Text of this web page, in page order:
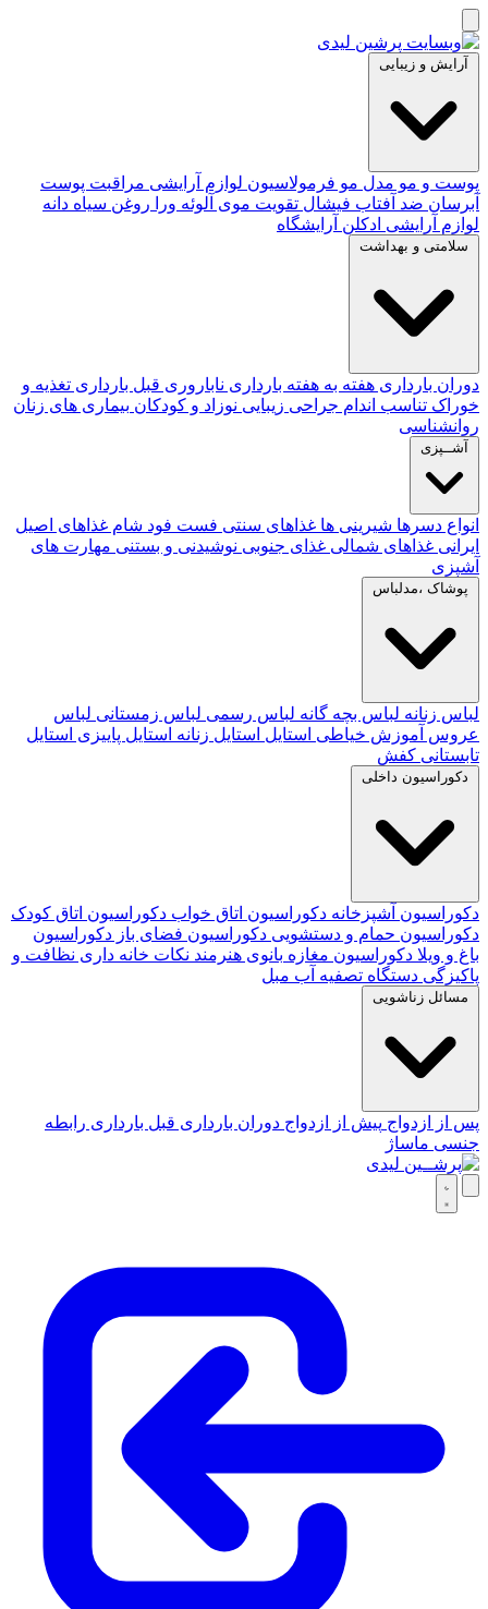
آرایش و زیبایی
پوست و مو مدل مو فرمولاسیون لوازم آرایشی مراقبت پوست
آبرسان ضد آفتاب فیشال تقویت موی آلوئه‌ ورا روغن سیاه دانه
لوازم آرایشی ادکلن آرایشگاه
سلامتی و بهداشت
دوران بارداری هفته به هفته بارداری ناباروری قبل بارداری تغذیه و
خوراک تناسب اندام جراحی زیبایی نوزاد و کودکان بیماری های زنان
روانشناسی
آشــپزی
انواع دسرها شیرینی ها غذاهای سنتی فست فود شام غذاهای اصیل
ایرانی غذاهای شمالی غذای جنوبی نوشیدنی و بستنی مهارت های
آشپزی
پوشاک ،مدلباس
لباس زنانه لباس بچه گانه لباس رسمی لباس زمستانی لباس
عروس آموزش خیاطی استایل استایل زنانه استایل پاییزی استایل
تابستانی کفش
دکوراسیون داخلی
دکوراسیون آشپزخانه دکوراسیون اتاق خواب دکوراسیون اتاق کودک
دکوراسیون حمام و دستشویی دکوراسیون فضای باز دکوراسیون
باغ و ویلا دکوراسیون مغازه بانوی هنرمند نکات خانه داری نظافت و
پاکیزگی دستگاه تصفیه آب مبل
مسائل زناشویی
پس از ازدواج پیش از ازدواج دوران بارداری قبل بارداری رابطه
جنسی ماساژ